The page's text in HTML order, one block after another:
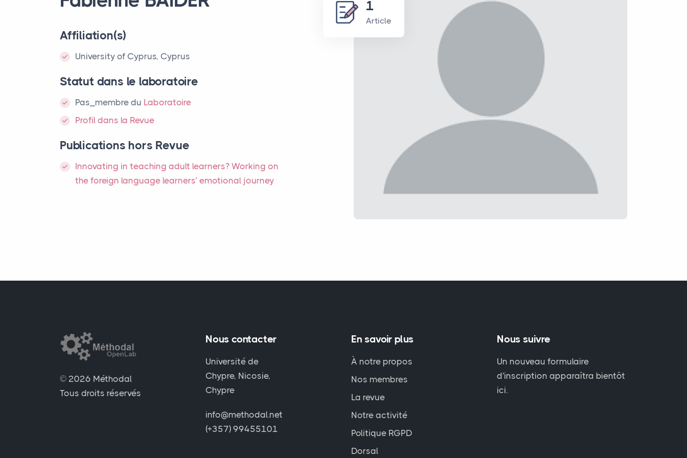
1
Article
Affiliation(s)
University of Cyprus, Cyprus
Statut dans le laboratoire
Pas_membre du Laboratoire
Profil dans la Revue
Publications hors Revue
Innovating in teaching adult learners? Working on
the foreign language learners’ emotional journey
© 2026 Méthodal
Tous droits réservés
Nous contacter
Université de
Chypre, Nicosie,
Chypre
info@methodal.net
(+357) 99455101
En savoir plus
À notre propos
Nos membres
La revue
Notre activité
Politique RGPD
Dorsal
Nous suivre
Un nouveau formulaire
d'inscription apparaîtra bientôt
ici.